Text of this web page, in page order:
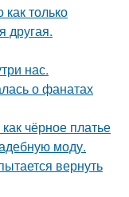
только
другая.
нас.
о фанатах
чёрное платье
моду.
вернуть